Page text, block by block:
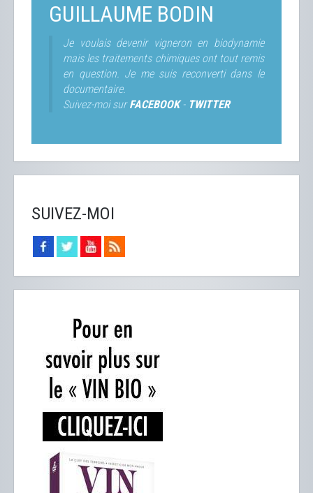
GUILLAUME BODIN
Je voulais devenir vigneron en biodynamie
mais les traitements chimiques ont tout remis
en question. Je me suis reconverti dans le
documentaire.
Suivez-moi surFACEBOOK- TWITTER
SUIVEZ-MOI